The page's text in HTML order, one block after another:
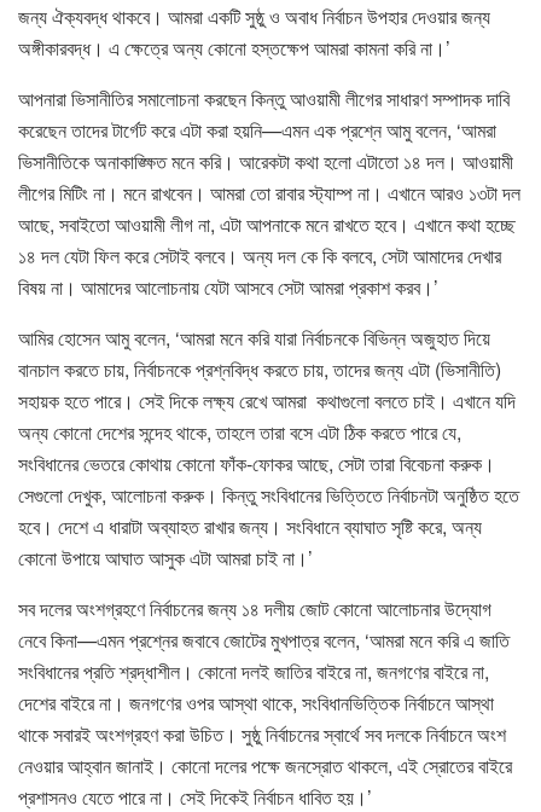
জন্য ঐক্যবদ্ধ থাকবে। আমরা একটি সুষ্ঠু ও অবাধ নির্বাচন উপহার দেওয়ার জন্য
অঙ্গীকারবদ্ধ। এ ক্ষেত্রে অন্য কোনো হস্তক্ষেপ আমরা কামনা করি না।’
আপনারা ভিসানীতির সমালোচনা করছেন কিন্তু আওয়ামী লীগের সাধারণ সম্পাদক দাবি
করেছেন তাদের টার্গেট করে এটা করা হয়নি—এমন এক প্রশ্নে আমু বলেন, ‘আমরা
ভিসানীতিকে অনাকাঙ্ক্ষিত মনে করি। আরেকটা কথা হলো এটাতো ১৪ দল। আওয়ামী
লীগের মিটিং না। মনে রাখবেন। আমরা তো রাবার স্ট্যাম্প না। এখানে আরও ১৩টা দল
আছে, সবাইতো আওয়ামী লীগ না, এটা আপনাকে মনে রাখতে হবে। এখানে কথা হচ্ছে
১৪ দল যেটা ফিল করে সেটাই বলবে। অন্য দল কে কি বলবে, সেটা আমাদের দেখার
বিষয় না। আমাদের আলোচনায় যেটা আসবে সেটা আমরা প্রকাশ করব।’
আমির হোসেন আমু বলেন, ‘আমরা মনে করি যারা নির্বাচনকে বিভিন্ন অজুহাত দিয়ে
বানচাল করতে চায়, নির্বাচনকে প্রশ্নবিদ্ধ করতে চায়, তাদের জন্য এটা (ভিসানীতি)
সহায়ক হতে পারে। সেই দিকে লক্ষ্য রেখে আমরা কথাগুলো বলতে চাই। এখানে যদি
অন্য কোনো দেশের সন্দেহ থাকে, তাহলে তারা বসে এটা ঠিক করতে পারে যে,
সংবিধানের ভেতরে কোথায় কোনো ফাঁক-ফোকর আছে, সেটা তারা বিবেচনা করুক।
সেগুলো দেখুক, আলোচনা করুক। কিন্তু সংবিধানের ভিত্তিতে নির্বাচনটা অনুষ্ঠিত হতে
হবে। দেশে এ ধারাটা অব্যাহত রাখার জন্য। সংবিধানে ব্যাঘাত সৃষ্টি করে, অন্য
কোনো উপায়ে আঘাত আসুক এটা আমরা চাই না।’
সব দলের অংশগ্রহণে নির্বাচনের জন্য ১৪ দলীয় জোট কোনো আলোচনার উদ্যোগ
নেবে কিনা—এমন প্রশ্নের জবাবে জোটের মুখপাত্র বলেন, ‘আমরা মনে করি এ জাতি
সংবিধানের প্রতি শ্রদ্ধাশীল। কোনো দলই জাতির বাইরে না, জনগণের বাইরে না,
দেশের বাইরে না। জনগণের ওপর আস্থা থাকে, সংবিধানভিত্তিক নির্বাচনে আস্থা
থাকে সবারই অংশগ্রহণ করা উচিত। সুষ্ঠু নির্বাচনের স্বার্থে সব দলকে নির্বাচনে অংশ
নেওয়ার আহ্বান জানাই। কোনো দলের পক্ষে জনস্রোত থাকলে, এই স্রোতের বাইরে
প্রশাসনও যেতে পারে না। সেই দিকেই নির্বাচন ধাবিত হয়।’